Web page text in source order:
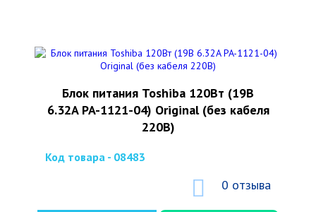
Блок питания Toshiba 120Вт (19В
6.32A PA-1121-04) Original (без кабеля
220В)
Код товара - 08483
0 отзыва